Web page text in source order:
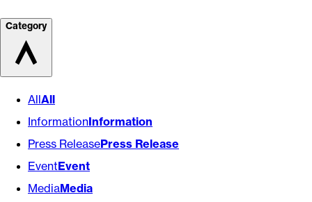
Category
AllAll
InformationInformation
Press ReleasePress Release
EventEvent
MediaMedia